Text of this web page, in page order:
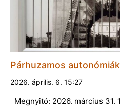
Párhuzamos autonómiák
2026. április. 6. 15:27
Megnyitó: 2026. március 31.